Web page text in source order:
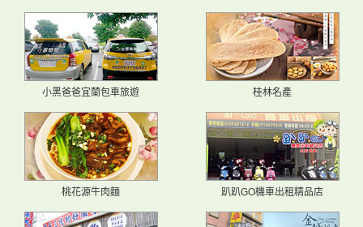
小黑爸爸宜蘭包車旅遊 桂林名產
桃花源牛肉麵 趴趴GO機車出租精品店